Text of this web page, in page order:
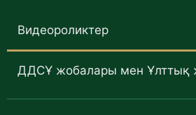
Видеороликтер
ДДСҰ жобалары мен Ұлттық